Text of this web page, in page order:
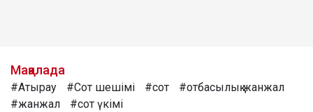
Мақалада
#Атырау #Сот шешімі #сот
#отбасылық жанжал
#жанжал
#сот үкімі